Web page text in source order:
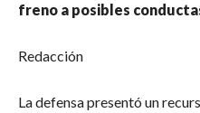
freno a posibles
Redacción
La defensa presentó un